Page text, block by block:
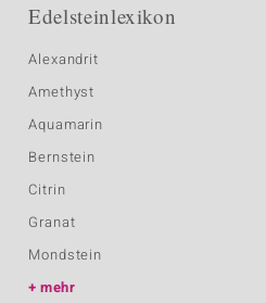
Edelsteinlexikon
Alexandrit
Amethyst
Aquamarin
Bernstein
Citrin
Granat
Mondstein
mehr